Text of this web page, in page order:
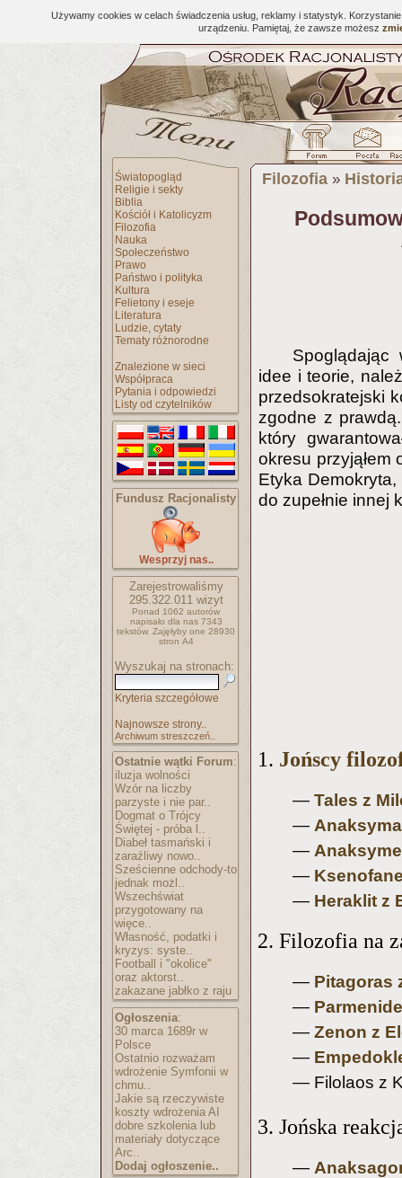
Używamy cookies w celach świadczenia usług, reklamy i statystyk.
urządzeniu. Pamiętaj, że zawsze możesz
Światopogląd
Religie i sekty
Biblia
Kościół i Katolicyzm
Filozofia
Nauka
Społeczeństwo
Prawo
Państwo i polityka
Kultura
Felietony i eseje
Literatura
Ludzie, cytaty
Tematy różnorodne
Znalezione w sieci
Współpraca
Pytania i odpowiedzi
Listy od czytelników
Fundusz Racjonalisty
Wesprzyj nas..
Zarejestrowaliśmy
295.322.011wizyt
Ponad 1062 autorów
napisało dla nas 7343
tekstów. Zajęłyby one 28930
stron A4
Wyszukaj na stronach:
Kryteria szczegółowe
Najnowsze strony..
Archiwum streszczeń..
Ostatnie wątki Forum:
iluzja wolności
Wzór na liczby
parzyste i nie par..
Dogmat o Trójcy
Świętej - próba l..
Diabeł tasmański i
zaraźliwy nowo..
Sześcienne odchody-to
jednak możl..
Wszechświat
przygotowany na
więce..
Własność, podatki i
kryzys: syste..
Football i "okolice"
oraz aktorst..
zakazane jabłko z raju
Ogłoszenia:
30 marca 1689r w
Polsce
Ostatnio rozważam
wdrożenie Symfonii w
chmu..
Jakie są rzeczywiste
koszty wdrożenia AI
dobre szkolenia lub
materiały dotyczące
Arc..
Dodaj ogłoszenie..
Filozofia »
idee i teorie,
przedsokratejski
zgodne z
który
okresu przyjąłem
Etyka
do zupełnie innej
1. Jońscy
— Tales z
—
—
—
— Heraklit z
2. Filozofia na
— Pitagoras
—
— Zenon z
—
— Filolaos z
3. Jońska
—